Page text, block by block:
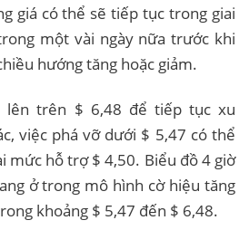
giá có thể sẽ tiếp tục trong giai
một vài ngày nữa trước khi
hướng tăng hoặc giảm.
lên trên $ 6,48 để tiếp tục xu
việc phá vỡ dưới $ 5,47 có thể
mức hỗ trợ $ 4,50. Biểu đồ 4 giờ
ở trong mô hình cờ hiệu tăng
khoảng $ 5,47 đến $ 6,48.